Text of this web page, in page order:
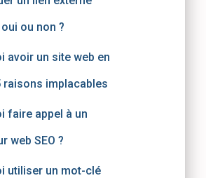
ou non ?
avoir un site web en
raisons implacables
faire appel à un
web SEO ?
utiliser un mot-clé